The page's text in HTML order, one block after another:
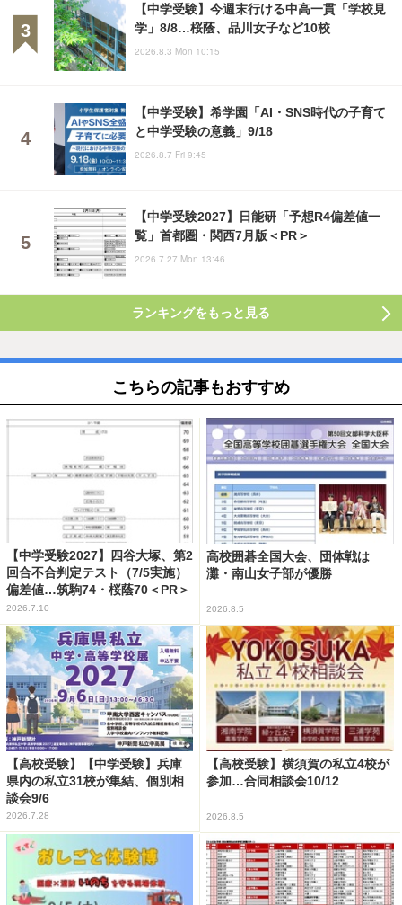
【中学受験】今週末行ける中高一貫「学校見
学」8/8…桜蔭、品川女子など10校
2026.8.3 Mon 10:15
【中学受験】希学園「AI・SNS時代の子育て
と中学受験の意義」9/18
2026.8.7 Fri 9:45
【中学受験2027】日能研「予想R4偏差値一
覧」首都圏・関西7月版＜PR＞
2026.7.27 Mon 13:46
ランキングをもっと見る
こちらの記事もおすすめ
【中学受験2027】四谷大塚、第2
回合不合判定テスト（7/5実施）
偏差値…筑駒74・桜蔭70＜PR＞
2026.7.10
高校囲碁全国大会、団体戦は
灘・南山女子部が優勝
2026.8.5
【高校受験】【中学受験】兵庫
県内の私立31校が集結、個別相
談会9/6
2026.7.28
【高校受験】横須賀の私立4校が
参加…合同相談会10/12
2026.8.5